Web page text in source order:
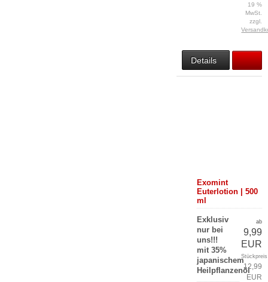
19 %
MwSt.
zzgl.
Details
Exomint
Euterlotion | 500
ml
Exklusiv
nur bei
uns!!!
mit 35%
japanischem
Heilpflanzenöl
ab
9,99
EUR
Stückpreis
12,99
EUR